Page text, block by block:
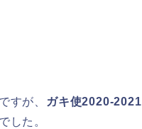
すが、 ガキ使2020-2021
した。